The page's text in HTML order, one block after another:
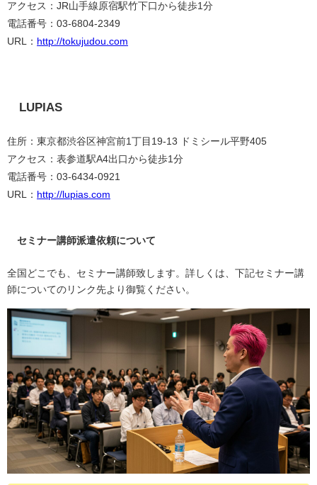
アクセス：JR山手線原宿駅竹下口から徒歩1分
電話番号：03-6804-2349
URL： http://tokujudou.com
LUPIAS
住所：東京都渋谷区神宮前1丁目19-13 ドミシール平野405
アクセス：表参道駅A4出口から徒歩1分
電話番号：03-6434-0921
URL： http://lupias.com
セミナー講師派遣依頼について
全国どこでも、セミナー講師致します。詳しくは、下記セミナー講
師についてのリンク先より御覧ください。